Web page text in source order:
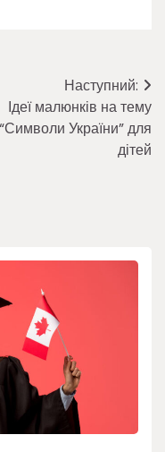
Наступний:
Ідеї малюнків на тему
“Символи України” для
дітей